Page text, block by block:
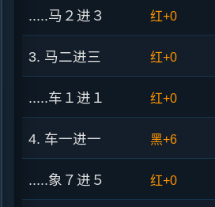
.....马２进３ 红+0
3. 马二进三 红+0
.....车１进１ 红+0
4. 车一进一 黑+6
.....象７进５ 红+0